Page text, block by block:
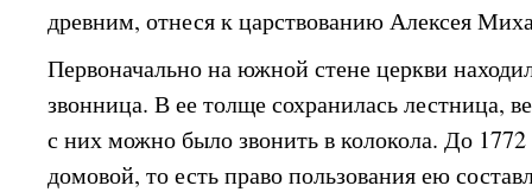
древним, отнеся к царствованию Алексея
Первоначально на южной стене церкви
звонница. В ее толще сохранилась лестница,
с них можно было звонить в колокола. До 1772
домовой, то есть право пользования ею